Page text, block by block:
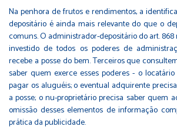
Na penhora de frutos e rendimentos, a
depositário é ainda mais relevante do que o
comuns. O administrador-depositário do art.
investido de todos os poderes de
recebe a posse do bem. Terceiros que
saber quem exerce esses poderes - o
pagar os aluguéis; o eventual adquirente
a posse; o nu-proprietário precisa saber quem
omissão desses elementos de informação
prática da publicidade.